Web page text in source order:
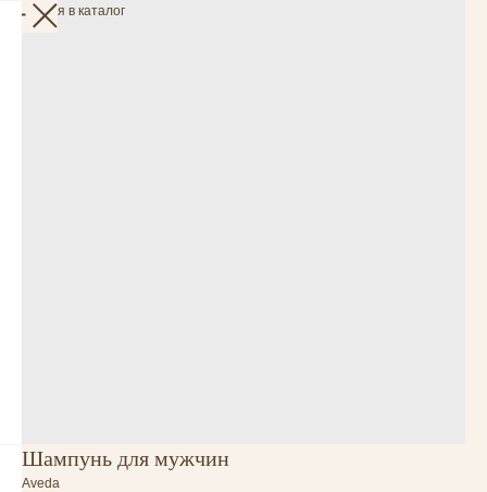
Вернуться в каталог
Шампунь для мужчин
Aveda